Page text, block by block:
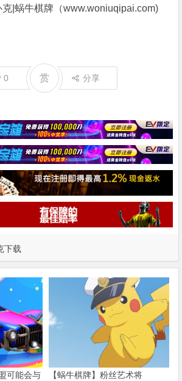
可能会与
交叉
【蜗牛棋牌】粉丝艺术将
Pokemon 与 Kool-Aid 结合起来